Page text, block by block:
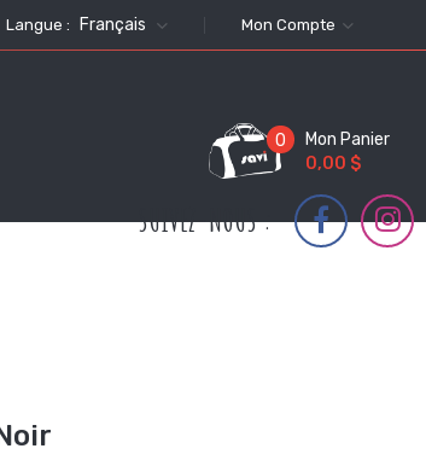
Mon Compte
Langue : Français
Mon Panier
0
0,00 $
SUIVEZ-NOUS :